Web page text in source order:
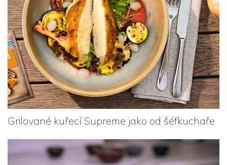
Grilované kuřecí Supreme jako od šéfkuchaře